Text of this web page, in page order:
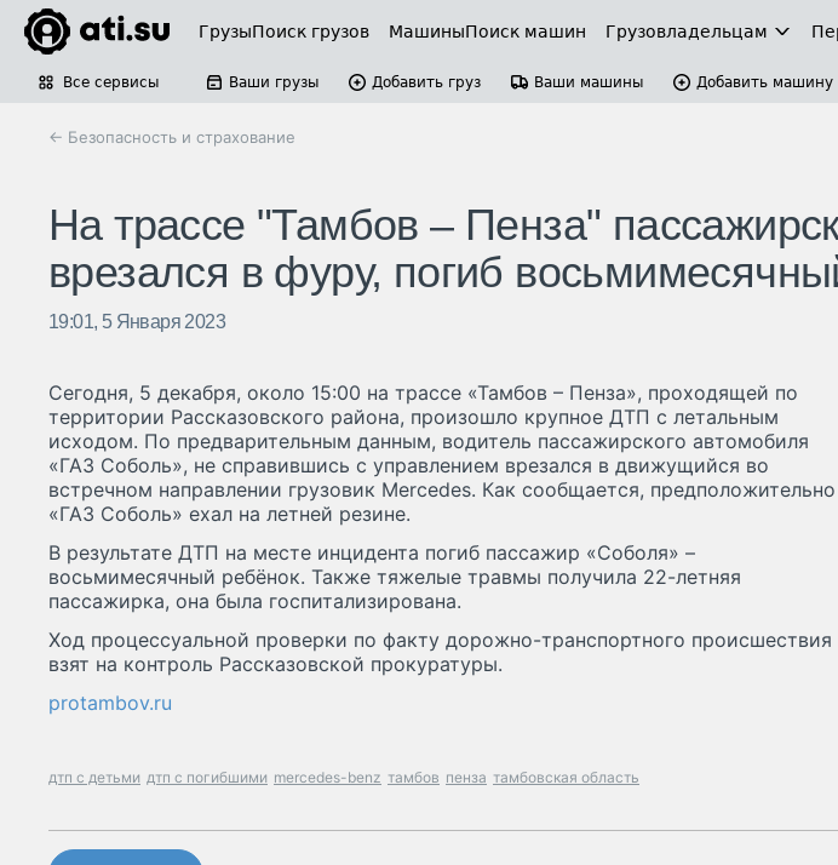
ГрузыПоиск грузов МашиныПоиск машин Грузовладельцам
Все сервисы Ваши грузы Добавить груз Ваши машины Добавить машину
← Безопасность и страхование
На трассе "Тамбов – Пенза"
врезался в фуру, погиб
19:01, 5 Января 2023
Сегодня, 5 декабря, около 15:00 на трассе «Тамбов – Пенза», проходящей по
территории Рассказовского района, произошло крупное ДТП с летальным
исходом. По предварительным данным, водитель пассажирского автомобиля
«ГАЗ Соболь», не справившись с управлением врезался в движущийся во
встречном направлении грузовик Mercedes. Как сообщается, предположительно
«ГАЗ Соболь» ехал на летней резине.
В результате ДТП на месте инцидента погиб пассажир «Соболя» –
восьмимесячный ребёнок. Также тяжелые травмы получила 22-летняя
пассажирка, она была госпитализирована.
Ход процессуальной проверки по факту дорожно-транспортного происшествия
взят на контроль Рассказовской прокуратуры.
protambov.ru
дтп с детьми дтп с погибшими mercedes-benz тамбов пенза тамбовская область